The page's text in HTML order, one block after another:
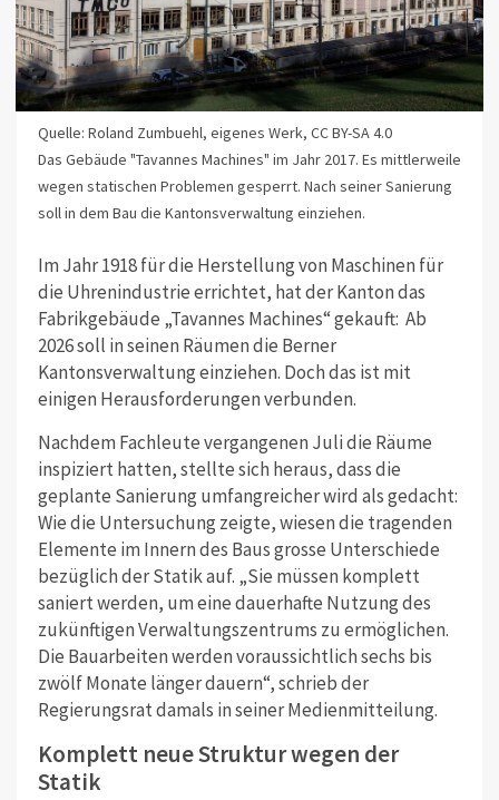
Quelle: Roland Zumbuehl, eigenes Werk, CC BY-SA 4.0
Das Gebäude "Tavannes Machines" im Jahr 2017. Es mittlerweile
wegen statischen Problemen gesperrt. Nach seiner Sanierung
soll in dem Bau die Kantonsverwaltung einziehen.
Im Jahr 1918 für die Herstellung von Maschinen für
die Uhrenindustrie errichtet, hat der Kanton das
Fabrikgebäude „Tavannes Machines“ gekauft: Ab
2026 soll in seinen Räumen die Berner
Kantonsverwaltung einziehen. Doch das ist mit
einigen Herausforderungen verbunden.
Nachdem Fachleute vergangenen Juli die Räume
inspiziert hatten, stellte sich heraus, dass die
geplante Sanierung umfangreicher wird als gedacht:
Wie die Untersuchung zeigte, wiesen die tragenden
Elemente im Innern des Baus grosse Unterschiede
bezüglich der Statik auf. „Sie müssen komplett
saniert werden, um eine dauerhafte Nutzung des
zukünftigen Verwaltungszentrums zu ermöglichen.
Die Bauarbeiten werden voraussichtlich sechs bis
zwölf Monate länger dauern“, schrieb der
Regierungsrat damals in seiner Medienmitteilung.
Komplett neue Struktur wegen der
Statik